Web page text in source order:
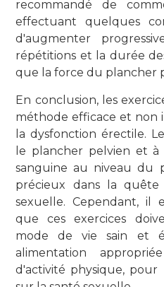
recommandé de
effectuant quelques
d'augmenter
répétitions et la durée
que la force du plancher
En conclusion, les
méthode efficace et non
la dysfonction érectile.
le plancher pelvien et
sanguine au niveau du
précieux dans la quête
sexuelle. Cependant, il
que ces exercices
mode de vie sain et
alimentation
d'activité physique, pour